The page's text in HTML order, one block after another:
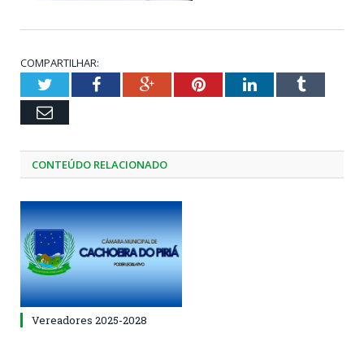
COMPARTILHAR:
TwitterFacebookGoogle+PinterestLinkedInTumblr
Email
CONTEÚDO RELACIONADO
Vereadores 2025-2028